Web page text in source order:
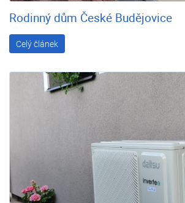
Rodinný dům České Budějovice
Celý článek